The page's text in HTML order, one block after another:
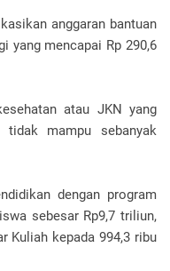
anggaran bantuan
yang mencapai Rp 290,6
atau JKN yang
mampu sebanyak
dengan program
sebesar Rp9,7 triliun,
Kuliah kepada 994,3 ribu